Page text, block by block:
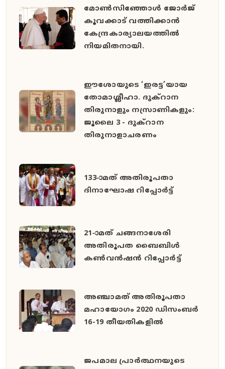
മോൺസിഞ്ഞോൾ ജോർജ്
കൂവക്കാട് വത്തിക്കാൻ
കേന്ദ്രകാര്യാലയത്തിൽ
നിയമിതനായി.
ഈശോയുടെ ‘ഇരട്ട’യായ
തോമാശ്ലീഹാ. ദുക്റാന
തിരുനാളും നസ്രാണികളും:
ജൂലൈ 3 - ദുക്റാന
തിരുനാളാചരണം
133-ാമത് അതിരൂപതാ
ദിനാഘോഷ റിപ്പോര്‍ട്ട്
21-ാമത് ചങ്ങനാശേരി
അതിരൂപത ബൈബിള്‍
കണ്‍വന്‍ഷന്‍ റിപ്പോര്‍ട്ട്
അഞ്ചാമത് അതിരൂപതാ
മഹായോഗം 2020 ഡിസംബര്‍
16-19 തീയതികളില്‍
ജപമാല പ്രാര്‍ത്ഥനയുടെ